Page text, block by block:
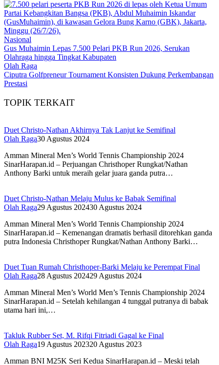
Nasional
Gus Muhaimin Lepas 7.500 Pelari PKB Run 2026, Serukan
Olahraga hingga Tingkat Kabupaten
Olah Raga
Ciputra Golfpreneur Tournament Konsisten Dukung Perkembangan
Prestasi
TOPIK TERKAIT
Duet Christo-Nathan Akhirnya Tak Lanjut ke Semifinal
Olah Raga30 Agustus 2024
Amman Mineral Men’s World Tennis Championship 2024
SinarHarapan.id – Perjuangan Christhoper Rungkat/Nathan
Anthony Barki untuk meraih gelar juara ganda putra…
Duet Christo-Nathan Melaju Mulus ke Babak Semifinal
Olah Raga29 Agustus 202430 Agustus 2024
Amman Mineral Men’s World Tennis Championship 2024
SinarHarapan.id – Kemenangan dramatis berhasil ditorehkan ganda
putra Indonesia Christhoper Rungkat/Nathan Anthony Barki…
Duet Tuan Rumah Christhoper-Barki Melaju ke Perempat Final
Olah Raga28 Agustus 202429 Agustus 2024
Amman Mineral Men’s World Men’s Tennis Championship 2024
SinarHarapan.id – Setelah kehilangan 4 tunggal putranya di babak
utama hari ini,…
Takluk Rubber Set, M. Rifqi Fitriadi Gagal ke Final
Olah Raga19 Agustus 202320 Agustus 2023
Amman BNI M25K Seri Kedua SinarHarapan.id – Meski telah